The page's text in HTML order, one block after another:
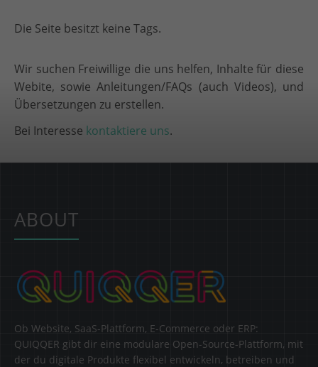
Die Seite besitzt keine Tags.
Wir suchen Freiwillige die uns helfen, Inhalte für diese
Webite, sowie Anleitungen/FAQs (auch Videos), und
Übersetzungen zu erstellen.
Bei Interesse kontaktiere uns.
ABOUT
Ob Website, SaaS-Plattform, E-Commerce oder ERP:
QUIQQER gibt dir eine modulare Open-Source-Plattform, mit
der du digitale Produkte flexibel entwickeln, betreiben und